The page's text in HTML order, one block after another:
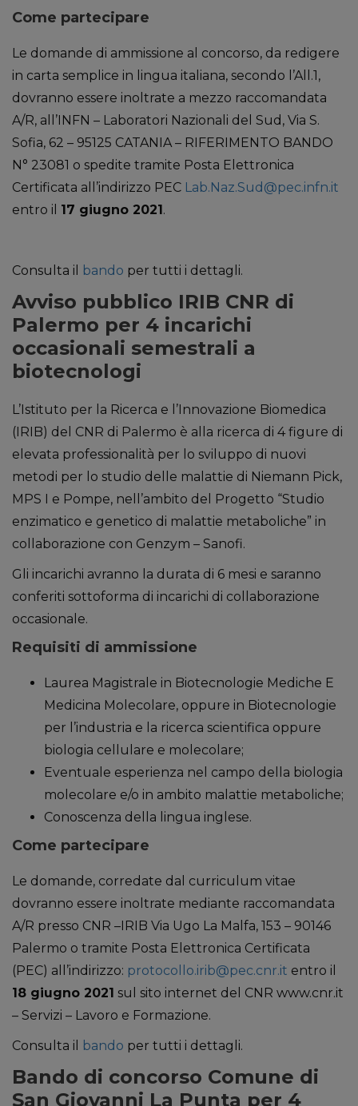
Come partecipare
Le domande di ammissione al concorso, da redigere
in carta semplice in lingua italiana, secondo l’All.1,
dovranno essere inoltrate a mezzo raccomandata
A/R, all’INFN – Laboratori Nazionali del Sud, Via S.
Sofia, 62 – 95125 CATANIA – RIFERIMENTO BANDO
N° 23081 o spedite tramite Posta Elettronica
Certificata all’indirizzo PEC Lab.Naz.Sud@pec.infn.it
entro il 17 giugno 2021.
Consulta il bando per tutti i dettagli.
Avviso pubblico IRIB CNR di
Palermo per 4 incarichi
occasionali semestrali a
biotecnologi
L’Istituto per la Ricerca e l’Innovazione Biomedica
(IRIB) del CNR di Palermo è alla ricerca di 4 figure di
elevata professionalità per lo sviluppo di nuovi
metodi per lo studio delle malattie di Niemann Pick,
MPS I e Pompe, nell’ambito del Progetto “Studio
enzimatico e genetico di malattie metaboliche” in
collaborazione con Genzym – Sanofi.
Gli incarichi avranno la durata di 6 mesi e saranno
conferiti sottoforma di incarichi di collaborazione
occasionale.
Requisiti di ammissione
Laurea Magistrale in Biotecnologie Mediche E
Medicina Molecolare, oppure in Biotecnologie
per l’industria e la ricerca scientifica oppure
biologia cellulare e molecolare;
Eventuale esperienza nel campo della biologia
molecolare e/o in ambito malattie metaboliche;
Conoscenza della lingua inglese.
Come partecipare
Le domande, corredate dal curriculum vitae
dovranno essere inoltrate mediante raccomandata
A/R presso CNR –IRIB Via Ugo La Malfa, 153 – 90146
Palermo o tramite Posta Elettronica Certificata
(PEC) all’indirizzo: protocollo.irib@pec.cnr.it entro il
18 giugno 2021 sul sito internet del CNR www.cnr.it
– Servizi – Lavoro e Formazione.
Consulta il
bando per tutti i dettagli.
Bando di concorso Comune di
San Giovanni La Punta per 4